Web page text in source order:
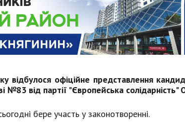
відбулося офіційне представлення
від партії "Європейська солідарність"
бере участь у законотворенні.